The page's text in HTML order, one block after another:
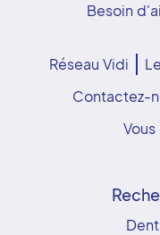
Besoin
Réseau Vidi
Contactez-